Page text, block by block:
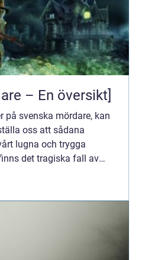
– En översikt]
på svenska mördare, kan
oss att sådana
lugna och trygga
det tragiska fall av